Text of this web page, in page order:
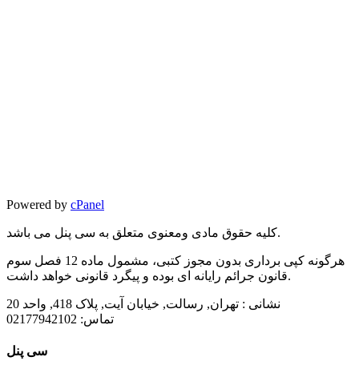
Powered by cPanel
کلیه حقوق مادی ومعنوی متعلق به سی پنل می باشد.
هرگونه کپی برداری بدون مجوز کتبی، مشمول ماده 12 فصل سوم
قانون جرائم رایانه ای بوده و پیگرد قانونی خواهد داشت.
نشانی : تهران, رسالت, خیابان آیت, پلاک 418, واحد 20
تماس:
سی پنل